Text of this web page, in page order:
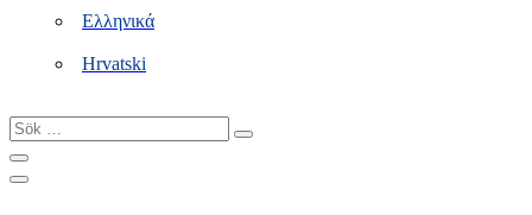
Ελληνικά
Hrvatski
Sök
…